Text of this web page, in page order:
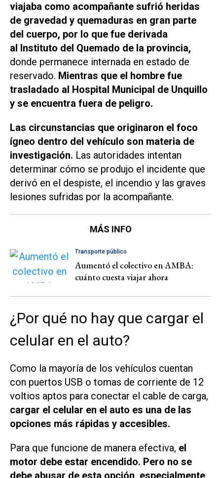
viajaba como acompañante sufrió heridas
de gravedad y quemaduras en gran parte
del cuerpo, por lo que fue derivada
al Instituto del Quemado de la provincia,
donde permanece internada en estado de
reservado. Mientras que el hombre fue
trasladado al Hospital Municipal de Unquillo
y se encuentra fuera de peligro.
Las circunstancias que originaron el foco
ígneo dentro del vehículo son materia de
investigación. Las autoridades intentan
determinar cómo se produjo el incidente que
derivó en el despiste, el incendio y las graves
lesiones sufridas por la acompañante.
MÁS INFO
Transporte público
Aumentó el colectivo en AMBA:
cuánto cuesta viajar ahora
¿Por qué no hay que cargar el
celular en el auto?
Como la mayoría de los vehículos cuentan
con puertos USB o tomas de corriente de 12
voltios aptos para conectar el cable de carga,
cargar el celular en el auto es una de las
opciones más rápidas y accesibles.
Para que funcione de manera efectiva, el
motor debe estar encendido. Pero no se
debe abusar de esta opción, especialmente